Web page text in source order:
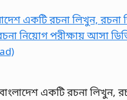
একটি রচনা লিখুন,